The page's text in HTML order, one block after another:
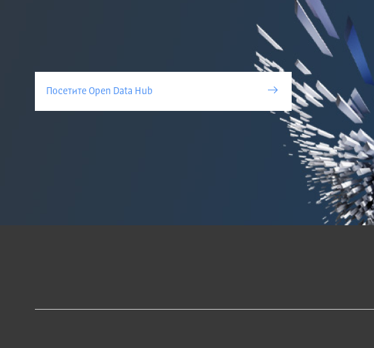
Посетите Open Data Hub